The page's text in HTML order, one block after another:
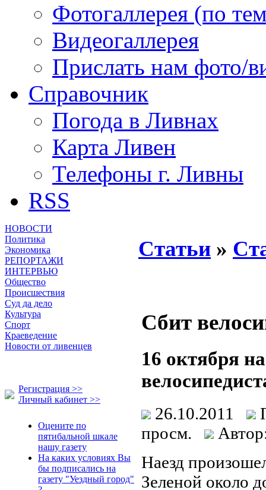
Фотогаллерея (по
Видеогаллерея
Прислать нам фото/
Справочник
Погода в Ливнах
Карта Ливен
Телефоны г. Ливны
RSS
НОВОСТИ
Политика
Экономика
РЕПОРТАЖИ
ИНТЕРВЬЮ
Общество
Происшествия
Суд да дело
Культура
Спорт
Краеведение
Новости от ливенцев
Регистрация >>
Личный кабинет >>
Оцените по
пятибальной шкале
нашу газету
На каких условиях Вы
бы подписались на
газету "Уездный город"
Статьи »
Сбит
16 октября
26.10.2011
просм.
Наезд
Зеленой около